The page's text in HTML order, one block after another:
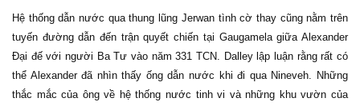
Hệ thống dẫn nước qua thung lũng Jerwan tình cờ thay cũng nằm trên
tuyến đường dẫn đến trận quyết chiến tại Gaugamela giữa Alexander
Đại đế với người Ba Tư vào năm 331 TCN. Dalley lập luận rằng rất có
thể Alexander đã nhìn thấy ống dẫn nước khi đi qua Nineveh. Những
thắc mắc của ông về hệ thống nước tinh vi và những khu vườn của